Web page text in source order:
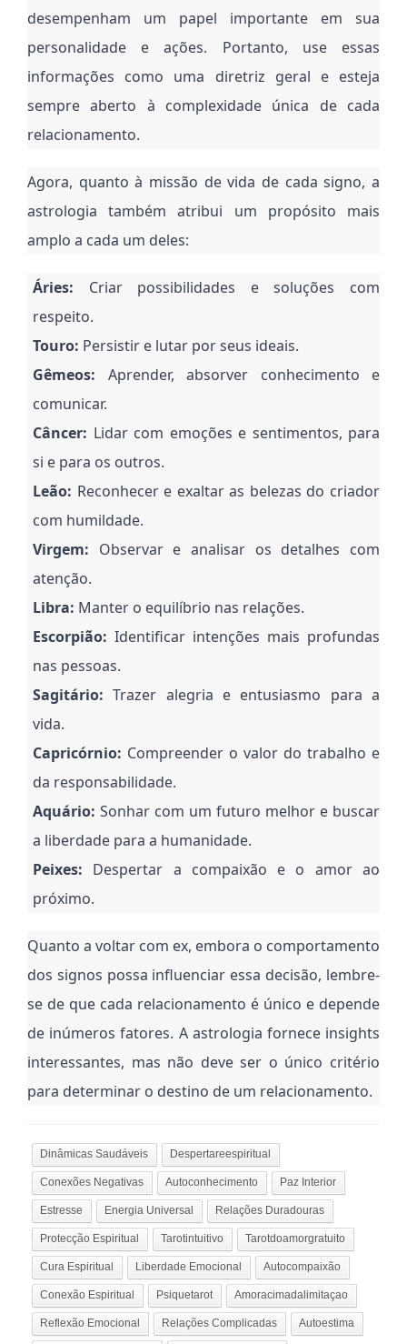
desempenham um papel importante em sua
personalidade e ações. Portanto, use essas
informações como uma diretriz geral e esteja
sempre aberto à complexidade única de cada
relacionamento.
Agora, quanto à missão de vida de cada signo, a
astrologia também atribui um propósito mais
amplo a cada um deles:
Áries: Criar possibilidades e soluções com
respeito.
Touro: Persistir e lutar por seus ideais.
Gêmeos: Aprender, absorver conhecimento e
comunicar.
Câncer: Lidar com emoções e sentimentos, para
si e para os outros.
Leão: Reconhecer e exaltar as belezas do criador
com humildade.
Virgem: Observar e analisar os detalhes com
atenção.
Libra: Manter o equilíbrio nas relações.
Escorpião: Identificar intenções mais profundas
nas pessoas.
Sagitário: Trazer alegria e entusiasmo para a
vida.
Capricórnio: Compreender o valor do trabalho e
da responsabilidade.
Aquário: Sonhar com um futuro melhor e buscar
a liberdade para a humanidade.
Peixes: Despertar a compaixão e o amor ao
próximo.
Quanto a voltar com ex, embora o comportamento
dos signos possa influenciar essa decisão, lembre-
se de que cada relacionamento é único e depende
de inúmeros fatores. A astrologia fornece insights
interessantes, mas não deve ser o único critério
para determinar o destino de um relacionamento.
Dinâmicas Saudáveis Despertareespiritual
Conexões Negativas Autoconhecimento Paz Interior
Estresse Energia Universal Relações Duradouras
Protecção Espiritual Tarotintuitivo Tarotdoamorgratuito
Cura Espiritual Liberdade Emocional Autocompaixão
Conexão Espiritual Psiquetarot Amoracimadalimitaçao
Reflexão Emocional Relações Complicadas Autoestima